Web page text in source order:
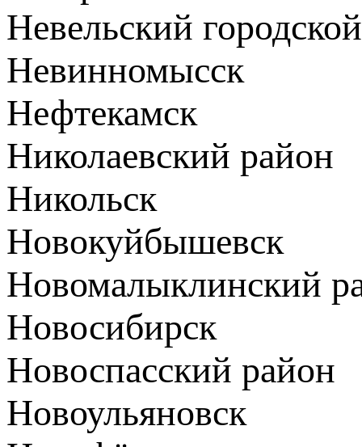
Невельский
Невинномысск
Нефтекамск
Николаевский район
Никольск
Новокуйбышевск
Новомалыклинский
Новосибирск
Новоспасский район
Новоульяновск